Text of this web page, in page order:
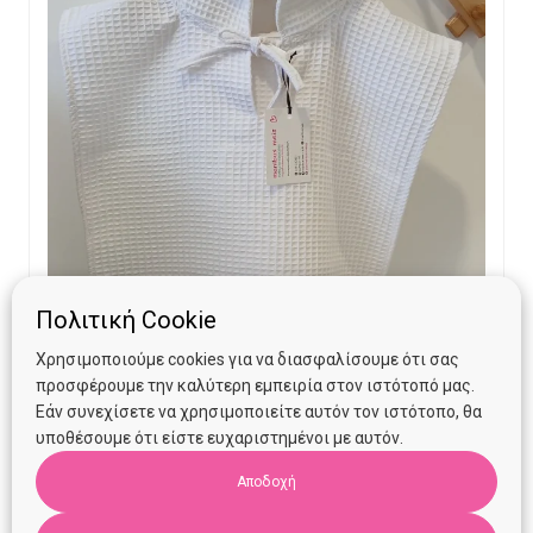
Πόντσο Manibus Meis Milk (18 μηνών- 3 ετών)
Πολιτική Cookie
Χρησιμοποιούμε cookies για να διασφαλίσουμε ότι σας
προσφέρουμε την καλύτερη εμπειρία στον ιστότοπό μας.
Εάν συνεχίσετε να χρησιμοποιείτε αυτόν τον ιστότοπο, θα
υποθέσουμε ότι είστε ευχαριστημένοι με αυτόν.
Αποδοχή